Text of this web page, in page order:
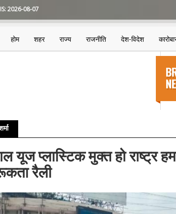
2026-08-07
होम शहर राज्य राजनीति देश-विदेश
यूज प्लास्टिक मुक्त हो राष्ट्र
रैली